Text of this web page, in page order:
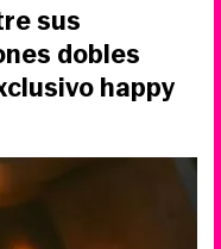
sus
dobles
happy